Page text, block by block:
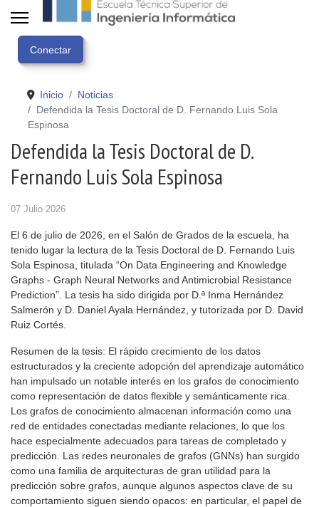
Inicio
Noticias
Defendida la Tesis Doctoral de D. Fernando Luis Sola
Espinosa
Defendida la Tesis Doctoral de D.
Fernando Luis Sola Espinosa
07 Julio 2026
El 6 de julio de 2026, en el Salón de Grados de la escuela, ha
tenido lugar la lectura de la Tesis Doctoral de D. Fernando Luis
Sola Espinosa, titulada “On Data Engineering and Knowledge
Graphs - Graph Neural Networks and Antimicrobial Resistance
Prediction”. La tesis ha sido dirigida por D.ª Inma Hernández
Salmerón y D. Daniel Ayala Hernández, y tutorizada por D. David
Ruiz Cortés.
Resumen de la tesis: El rápido crecimiento de los datos
estructurados y la creciente adopción del aprendizaje automático
han impulsado un notable interés en los grafos de conocimiento
como representación de datos flexible y semánticamente rica.
Los grafos de conocimiento almacenan información como una
red de entidades conectadas mediante relaciones, lo que los
hace especialmente adecuados para tareas de completado y
predicción. Las redes neuronales de grafos (GNNs) han surgido
como una familia de arquitecturas de gran utilidad para la
predicción sobre grafos, aunque algunos aspectos clave de su
comportamiento siguen siendo opacos: en particular, el papel de